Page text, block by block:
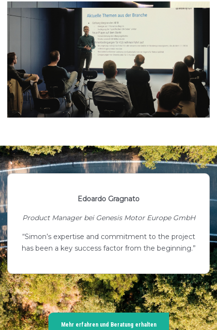
Edoardo Gragnato
Product Manager bei Genesis Motor Europe GmbH
“Simon’s expertise and commitment to the project
has been a key success factor from the beginning.”
Mehr erfahren und Beratung erhalten